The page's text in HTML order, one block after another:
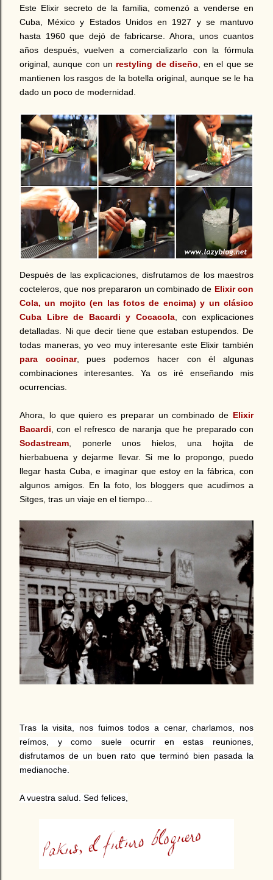
Este Elixir secreto de la familia, comenzó a venderse en
Cuba, México y Estados Unidos en 1927 y se mantuvo
hasta 1960 que dejó de fabricarse. Ahora, unos cuantos
años después, vuelven a comercializarlo con la fórmula
original, aunque con un restyling de diseño, en el que se
mantienen los rasgos de la botella original, aunque se le ha
dado un poco de modernidad.
Después de las explicaciones, disfrutamos de los maestros
cocteleros, que nos prepararon un combinado de Elixir con
Cola, un mojito (en las fotos de encima) y un clásico
Cuba Libre de Bacardi y Cocacola, con explicaciones
detalladas. Ni que decir tiene que estaban estupendos. De
todas maneras, yo veo muy interesante este Elixir también
para cocinar, pues podemos hacer con él algunas
combinaciones interesantes. Ya os iré enseñando mis
ocurrencias.
Ahora, lo que quiero es preparar un combinado de Elixir
Bacardi, con el refresco de naranja que he preparado con
Sodastream, ponerle unos hielos, una hojita de
hierbabuena y dejarme llevar. Si me lo propongo, puedo
llegar hasta Cuba, e imaginar que estoy en la fábrica, con
algunos amigos. En la foto, los bloggers que acudimos a
Sitges, tras un viaje en el tiempo...
Tras la visita, nos fuimos todos a cenar, charlamos, nos
reímos, y como suele ocurrir en estas reuniones,
disfrutamos de un buen rato que terminó bien pasada la
medianoche.
A vuestra salud. Sed felices,